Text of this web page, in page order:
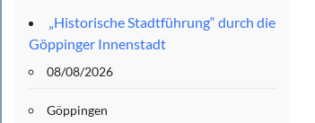
„Historische Stadtführung“ durch die
Göppinger Innenstadt
08/08/2026
Göppingen